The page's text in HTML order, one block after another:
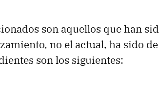
son aquellos que han
no el actual, ha sido de
son los siguientes: